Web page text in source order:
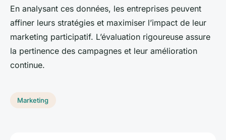
En analysant ces données, les entreprises peuvent
affiner leurs stratégies et maximiser l’impact de leur
marketing participatif. L’évaluation rigoureuse assure
la pertinence des campagnes et leur amélioration
continue.
Marketing